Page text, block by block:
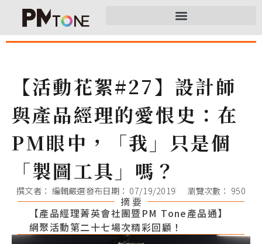
【活動花絮#27】設計師
與產品經理的愛恨史：在
PM眼中，「我」只是個
「製圖工具」嗎？
撰文者： 編輯嚴選發布日期： 07/19/2019 瀏覽次數： 950
摘 要
【產品經理菁英會社團暨PM Tone產品通】
網聚活動第二十七場次精彩回顧！